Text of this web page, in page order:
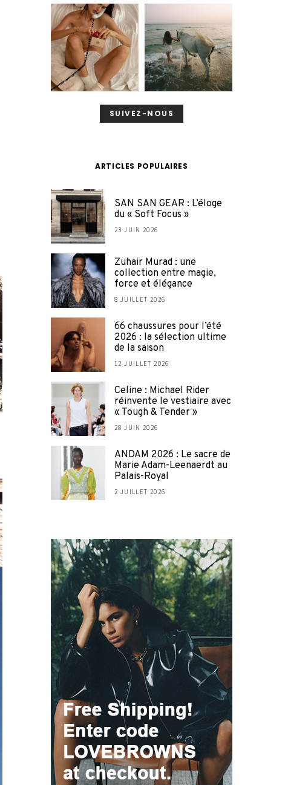
SUIVEZ-NOUS
ARTICLES POPULAIRES
SAN SAN GEAR : L’éloge
du « Soft Focus »
23 JUIN 2026
Zuhair Murad : une
collection entre magie,
force et élégance
8 JUILLET 2026
66 chaussures pour l’été
2026 : la sélection ultime
de la saison
12 JUILLET 2026
Celine : Michael Rider
réinvente le vestiaire avec
« Tough & Tender »
28 JUIN 2026
ANDAM 2026 : Le sacre de
Marie Adam-Leenaerdt au
Palais-Royal
2 JUILLET 2026